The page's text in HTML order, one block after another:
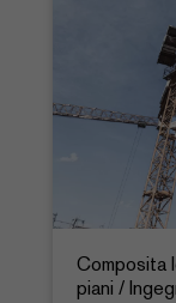
Composita
piani /